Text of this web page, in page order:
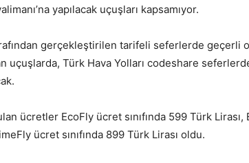
yapılacak uçuşları kapsamıyor.
gerçekleştirilen tarifeli seferlerde geçerli
uçuşlarda, Türk Hava Yolları codeshare
ücretler EcoFly ücret sınıfında 599 Türk
ücret sınıfında 899 Türk Lirası oldu.